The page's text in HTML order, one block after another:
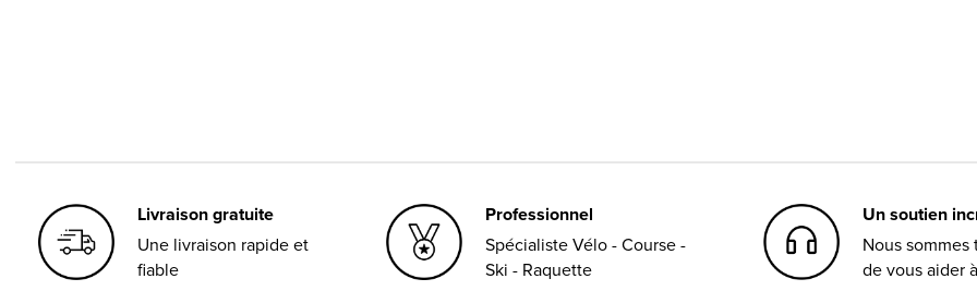
Livraison gratuite
Une livraison rapide et
fiable
Professionnel
Spécialiste Vélo - Course -
Ski - Raquette
Un soutien
Nous
de vous aider